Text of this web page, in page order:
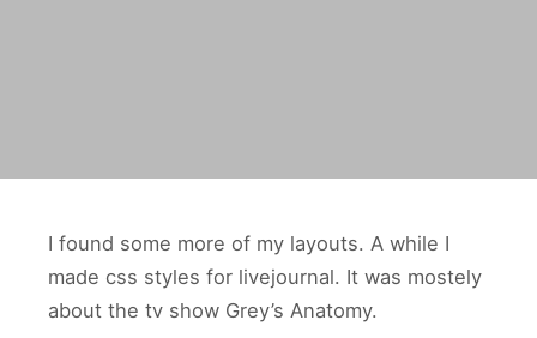
I found some more of my layouts. A while I
made css styles for livejournal. It was mostely
about the tv show Grey’s Anatomy.